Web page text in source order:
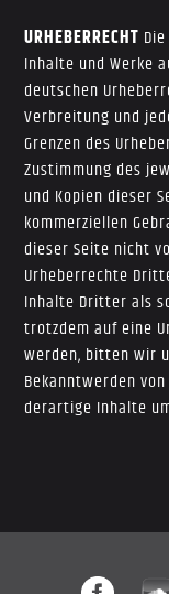
URHEBERRECHT
Inhalte und Werke
deutschen
Verbreitung und
Grenzen des
Zustimmung des
und Kopien dieser
kommerziellen
dieser Seite nicht
Urheberrechte
Inhalte Dritter als
trotzdem auf eine
werden, bitten wir
Bekanntwerden
derartige Inhalte